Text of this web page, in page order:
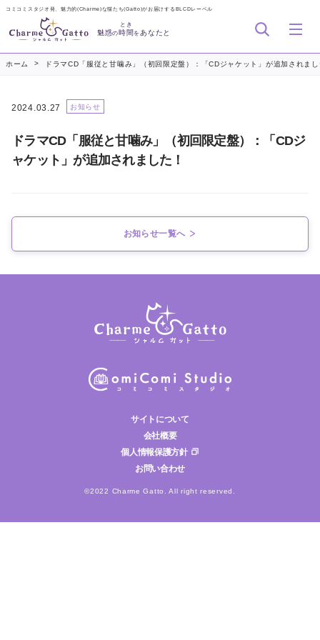
コミコミスタジオ発、魅力的(Charme)な猫たち(Gatto)がお届けするBLCDレーベル
魅惑の時間
とき
をあなたと
ホーム > ドラマCD「服従と甘噛み」（初回限定盤）：「CDジャケット」が追加されま
2024.03.27 お知らせ
ドラマCD「服従と甘噛み」（初回限定盤）：「CDジ
ャケット」が追加されました！
お知らせ一覧へ
サイトについて
会社概要
個人情報保護方針
お問い合わせ
©2022 Charme Gatto. All right reserved.